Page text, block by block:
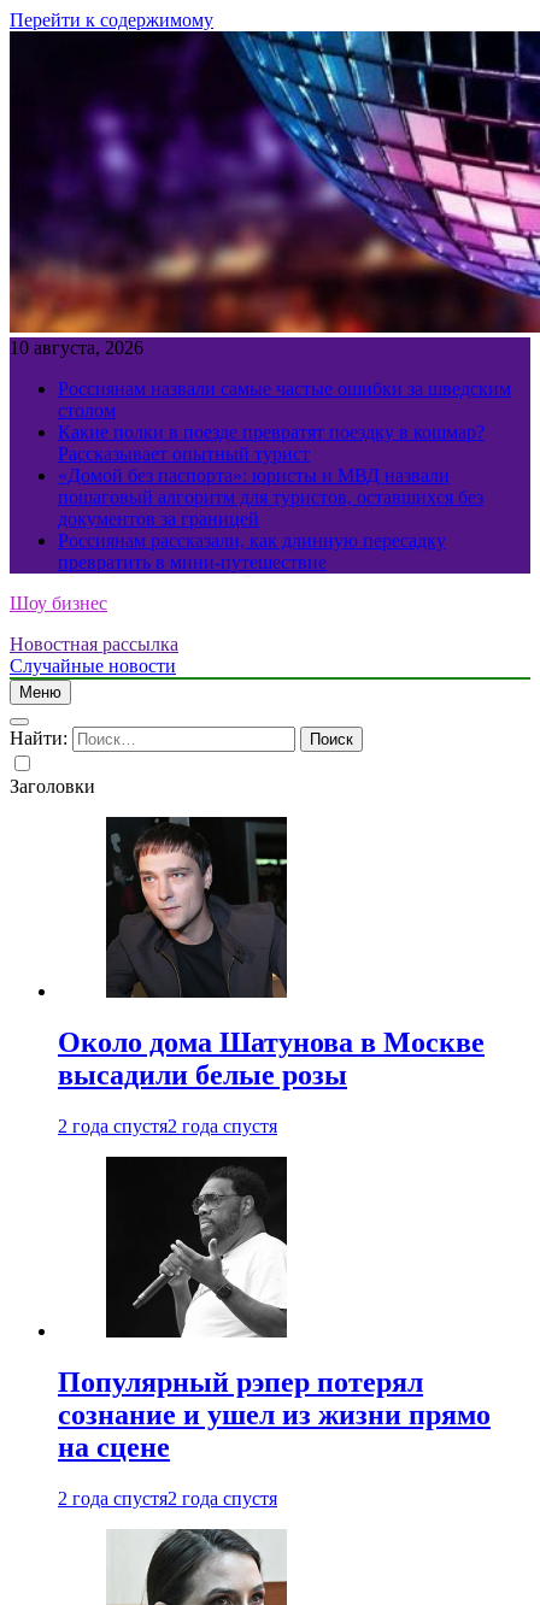
Перейти к содержимому
10 августа, 2026
Россиянам назвали самые частые ошибки за шведским
столом
Какие полки в поезде превратят поездку в кошмар?
Рассказывает опытный турист
«Домой без паспорта»: юристы и МВД назвали
пошаговый алгоритм для туристов, оставшихся без
документов за границей
Россиянам рассказали, как длинную пересадку
превратить в мини-путешествие
Шоу бизнес
Новостная рассылка
Случайные новости
Меню
Найти:
Заголовки
Около дома Шатунова в Москве
высадили белые розы
2 года спустя2 года спустя
Популярный рэпер потерял
сознание и ушел из жизни прямо
на сцене
2 года спустя2 года спустя